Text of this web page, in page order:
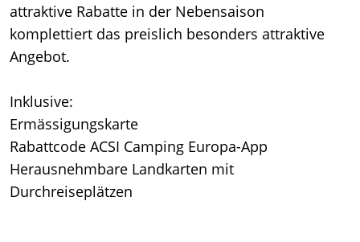
attraktive Rabatte in der Nebensaison
komplettiert das preislich besonders attraktive
Angebot.
Inklusive:
Ermässigungskarte
Rabattcode ACSI Camping Europa-App
Herausnehmbare Landkarten mit
Durchreiseplätzen